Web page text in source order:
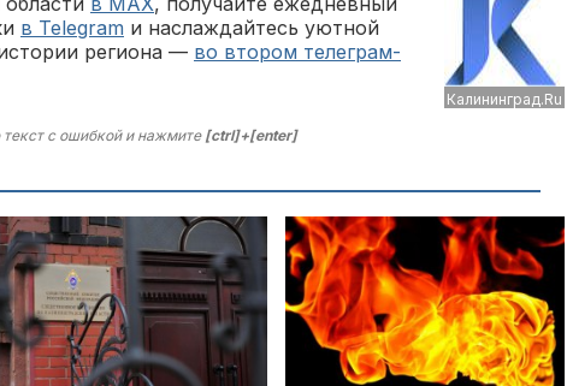
Калининград.Ru
в Telegram и наслаждайтесь уютной
региона — во втором телеграм-
с ошибкой и нажмите [ctrl]+[enter]